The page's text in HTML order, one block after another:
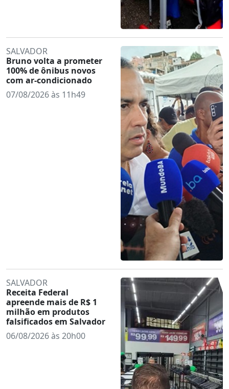
SALVADOR
Bruno volta a prometer
100% de ônibus novos
com ar-condicionado
07/08/2026 às 11h49
SALVADOR
Receita Federal
apreende mais de R$ 1
milhão em produtos
falsificados em Salvador
06/08/2026 às 20h00